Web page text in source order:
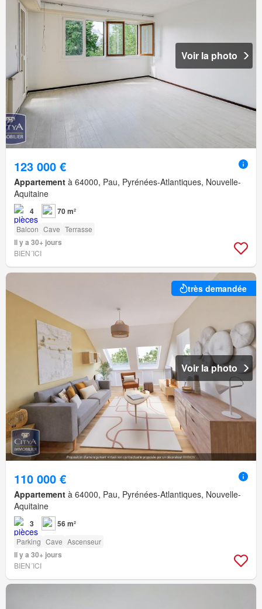
Voir la photo
123 000 €
Appartement à 64000, Pau, Pyrénées-Atlantiques, Nouvelle-
Aquitaine
4 70 m²
Balcon Cave Terrasse
Il y a 30+ jours
BIEN´ICI
très demandée
Voir la photo
110 000 €
Appartement à 64000, Pau, Pyrénées-Atlantiques, Nouvelle-
Aquitaine
3 56 m²
Parking Cave Ascenseur
Il y a 30+ jours
BIEN´ICI